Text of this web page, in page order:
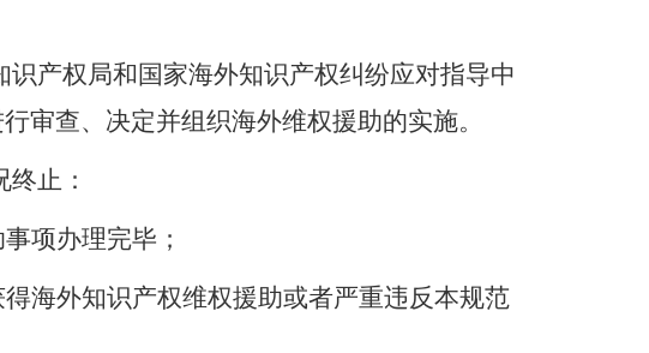
识产权局和国家海外知识产权纠纷应对指导中
审查、决定并组织海外维权援助的实施。
止：
项办理完毕；
海外知识产权维权援助或者严重违反本规范